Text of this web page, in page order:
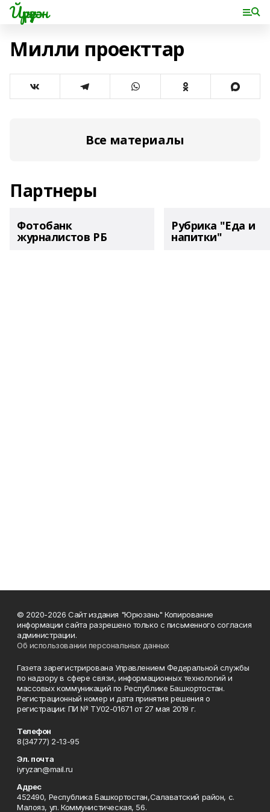
Йүрүҙән
Милли проекттар
Все материалы
Партнеры
Фотобанк
журналистов РБ
Рубрика "Еда и
напитки"
© 2020-2026 Сайт издания "Юрюзань" Копирование
информации сайта разрешено только с письменного согласия
администрации.
Об использовании персональных данных
Газета зарегистрирована Управлением Федеральной службы
по надзору в сфере связи, информационных технологий и
массовых коммуникаций по Республике Башкортостан.
Регистрационный номер и дата принятия решения о
регистрации: ПИ № ТУ02-01671 от 27 мая 2019 г.
Телефон
8(34777) 2-13-95
Эл. почта
iyryzan@mail.ru
Адрес
452490, Республика Башкортостан,Салаватский район, с.
Малояз, ул. Коммунистическая, 56.